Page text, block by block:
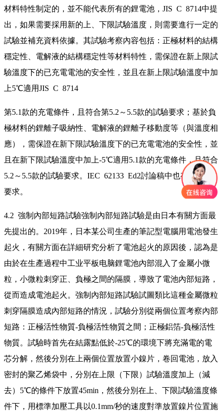
材料特性制定的，並不能代表所有的鋰電池，JIS C 8714中提
出，如果需要採用新的上、下限試驗溫度，則需要進行一定的
試驗並補充資料依據。其試驗考察內容包括：正極材料的結構
穩定性、電解液的結構穩定性等材料特性，需保證在新上限試
驗溫度下的已充電電池的安全性，並且在新上限試驗溫度中加
上5℃適用JIS C 8714
第5.1款的充電條件，且符合第5.2～5.5款的試驗要求；基於負
極材料的鋰離子吸納性、電解液的鋰離子移動度等（與溫度相
應），需保證在新下限試驗溫度下的已充電電池的安全性，並
且在新下限試驗溫度中加上-5℃適用5.1款的充電條件，且符合
5.2～5.5款的試驗要求。IEC 62133 Ed2討論稿中也有類似的
要求。
4.2 強制內部短路試驗強制內部短路試驗是由日本有關方面最
先提出的。2019年，日本某公司生產的筆記型電腦用電池發生
起火，有關方面在詳細研究分析了電池起火的原因後，認為是
由於在生產過程中工业平板电脑鋰電池內部混入了金屬小微
粒，小微粒刺穿正、負極之間的隔膜，導致了電池內部短路，
從而造成電池起火。強制內部短路試驗試圖類比這種金屬微粒
刺穿隔膜造成內部短路的情況，試驗分別從兩個位置考察內部
短路：正極活性物質-負極活性物質之間；正極鋁箔-負極活性
物質。試驗時首先在結露點低於-25℃的環境下將充滿電的電
芯分解，然後分別在上兩個位置放置小鎳片，卷回電池，放入
密封的聚乙烯袋中，分別在上限（下限）試驗溫度加上（減
去）5℃的條件下放置45min，然後分別在上、下限試驗溫度條
件下，用標準加壓工具以0.1mm/秒的速度對準放置鎳片位置施